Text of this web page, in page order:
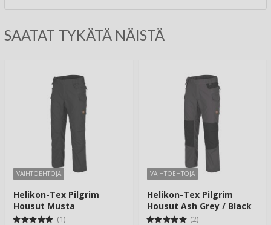
SAATAT TYKÄTÄ NÄISTÄ
VAIHTOEHTOJA
Helikon-Tex Pilgrim
Housut Musta
(1)
VAIHTOEHTOJA
Helikon-Tex Pilgrim
Housut Ash Grey / Black
(2)